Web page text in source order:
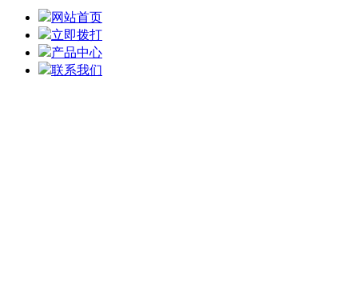
网站首页
立即拨打
产品中心
联系我们